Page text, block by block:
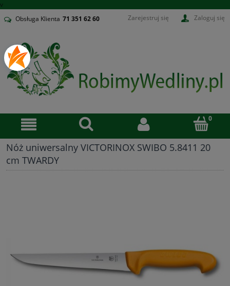
v
Obsługa Klienta 71 351 62 60 Zarejestruj się Zaloguj się
Nóż uniwersalny VICTORINOX SWIBO 5.8411 20
cm TWARDY